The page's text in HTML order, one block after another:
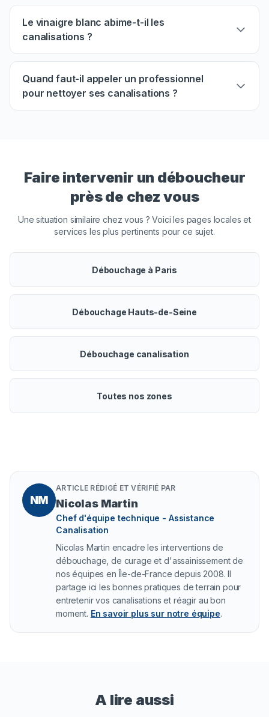
Le vinaigre blanc abime-t-il les
canalisations ?
Quand faut-il appeler un professionnel
pour nettoyer ses canalisations ?
Faire intervenir un déboucheur
près de chez vous
Une situation similaire chez vous ? Voici les pages locales et
services les plus pertinents pour ce sujet.
Débouchage à Paris
Débouchage Hauts-de-Seine
Débouchage canalisation
Toutes nos zones
NM
ARTICLE RÉDIGÉ ET VÉRIFIÉ PAR
Nicolas Martin
Chef d'équipe technique - Assistance
Canalisation
Nicolas Martin encadre les interventions de
débouchage, de curage et d'assainissement de
nos équipes en Île-de-France depuis 2008. Il
partage ici les bonnes pratiques de terrain pour
entretenir vos canalisations et réagir au bon
moment. En savoir plus sur notre équipe.
A lire aussi